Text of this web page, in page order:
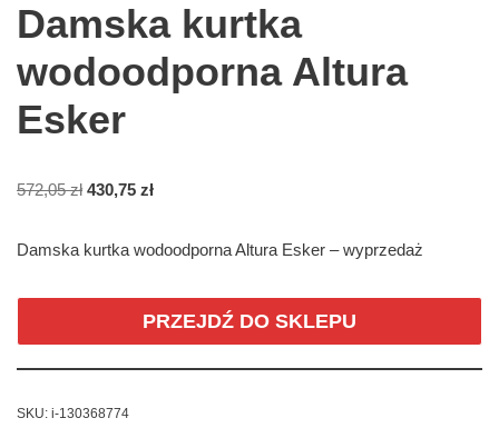
Damska kurtka
wodoodporna Altura
Esker
572,05zł 430,75 zł
Damska kurtka wodoodporna Altura Esker – wyprzedaż
PRZEJDŹ DO SKLEPU
SKU: i-130368774